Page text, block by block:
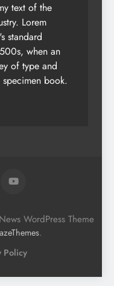
text of the
Lorem
standard
when an
of type and
book.
WordPress Theme
.
Policy